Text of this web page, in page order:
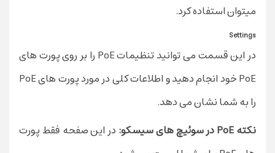
میتوان استفاده کرد.
Settings
در این قسمت می توانید تنظیمات PoE را بر روی پورت های
PoE خود انجام دهید و اطلاعات کلی در مورد پورت های PoE
را به شما نشان می دهد.
نکته PoE در سوئیچ های سیسکو:
در این صفحه فقط پورت